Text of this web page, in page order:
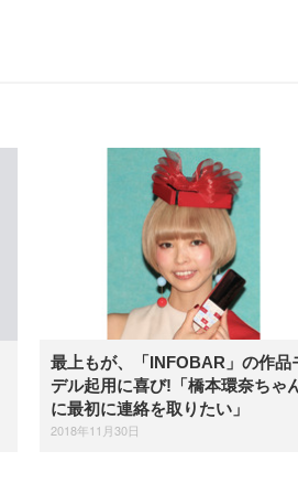
最上もが、「INFOBAR」の作品
デル起用に喜び!「橋本環奈ちゃ
に最初に連絡を取りたい」
2018年11月30日